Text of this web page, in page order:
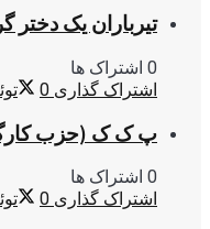
تیرباران یک
0 اشتراک ها
اشتراک گذاری 0
پ ک ک (حزب
0 اشتراک ها
اشتراک گذاری 0